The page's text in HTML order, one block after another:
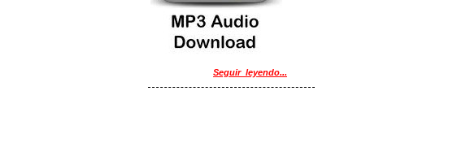
Seguir_leyendo...